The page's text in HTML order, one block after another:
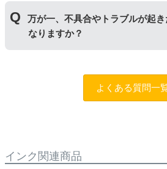
無効操作」が必要となる場合が
やパソコンにインク残量は表示さ
トップボタンを5秒以上押してい
純正品と同様にインク残量表示
[残量表示あり]と記載された商品
万が一、不具合やトラブルが起
なりますか？
お問い合わせフォーム
よくある質問一
インク関連商品